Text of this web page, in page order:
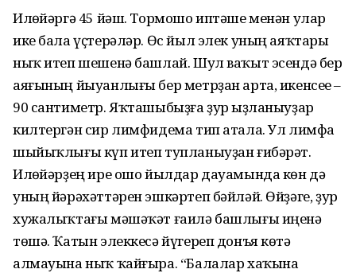
Илһөйәргә 45 йәш. Тормошо иптәше менән улар
ике бала үҫтерәләр. Өс йыл элек уның аяҡтары
ныҡ итеп шешенә башлай. Шул ваҡыт эсендә бер
аяғының йыуанлығы бер метрҙан арта, икенсеһе –
90 сантиметр. Яҡташыбыҙға ҙур һыҙланыуҙар
килтергән сир лимфидема тип атала. Ул лимфа
шыйыҡлығы күп итеп тупланыуҙан ғибәрәт.
Илһөйәрҙең ире ошо йылдар дауамында көн дә
уның йәрәхәттәрен эшкәртеп бәйләй. Өйҙәге, ҙур
хужалыҡтағы мәшәҡәт ғаилә башлығы иңенә
төшә. Ҡатын элеккесә йүгереп донъя көтә
алмауына ныҡ ҡайғыра. “Балалар хаҡына